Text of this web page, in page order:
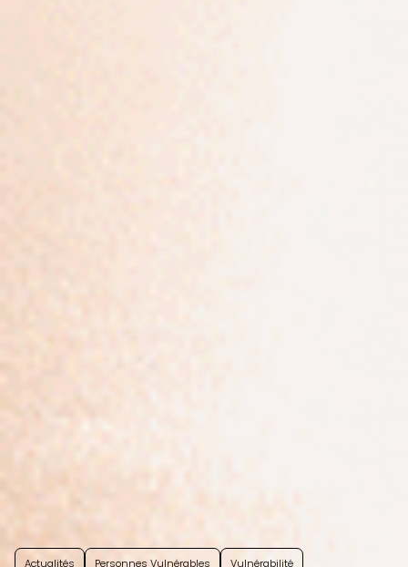
Actualités Personnes Vulnérables Vulnérabilité